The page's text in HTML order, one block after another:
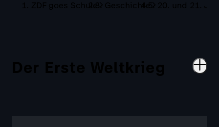
ZDF goes Schule Geschichte 20. und 21.
Der Erste Weltkrieg